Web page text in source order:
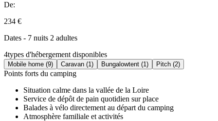
De:
234 €
Dates - 7 nuits 2 adultes
4types d'hébergement disponibles
Mobile home (9) Caravan (1) Bungalowtent (1) Pitch (2)
Points forts du camping
Situation calme dans la vallée de la Loire
Service de dépôt de pain quotidien sur place
Balades à vélo directement au départ du camping
Atmosphère familiale et activités